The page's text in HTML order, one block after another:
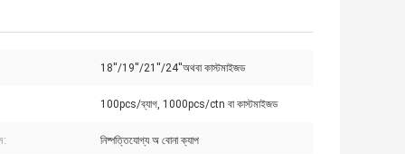
18''/19''/21''/24''অথবা কাস্টমাইজড
100pcs/ব্যাগ, 1000pcs/ctn বা কাস্টমাইজড
নিষ্পত্তিযোগ্য অ বোনা ক্যাপ